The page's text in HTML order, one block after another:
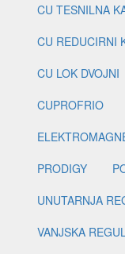
CU TESNILNA
CU REDUCIRNI
CU LOK DVOJNI
CUPROFRIO
PRODIGY
UNUTARNJA
VANJSKA